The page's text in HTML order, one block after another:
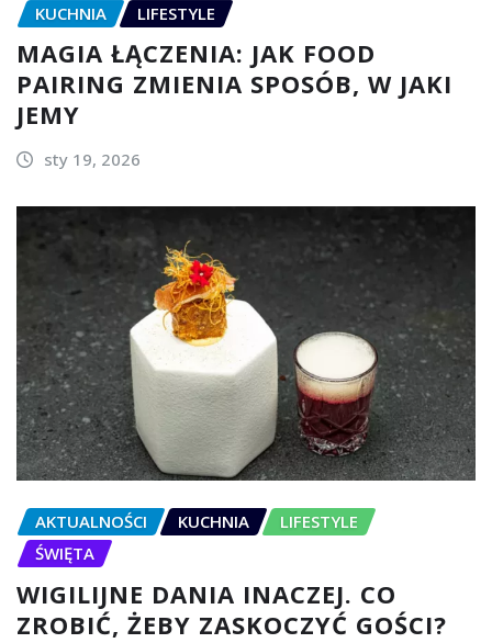
KUCHNIA LIFESTYLE
MAGIA ŁĄCZENIA: JAK FOOD
PAIRING ZMIENIA SPOSÓB, W JAKI
JEMY
sty 19, 2026
AKTUALNOŚCI KUCHNIA
LIFESTYLE
ŚWIĘTA
WIGILIJNE DANIA INACZEJ. CO
ZROBIĆ, ŻEBY ZASKOCZYĆ GOŚCI?